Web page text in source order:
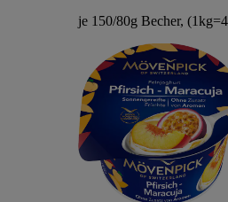
je 150/80g Becher,